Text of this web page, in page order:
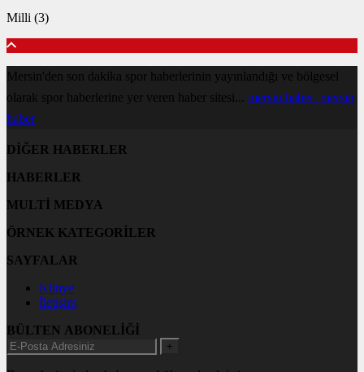
Milli (3)
Mersin'den son dakika spor haberlerinin yayınlandığı ve bölgesel
olarak spor haberlerine yer veren haber sitesi... mersin haber mersin
haber
DİĞER HABERLER
HABERLER
MULTİ MEDYA
ÖRNEK KATEGORİLER
SAYFALAR
Künye
İletişim
BÜLTEN ABONELİĞİ
+